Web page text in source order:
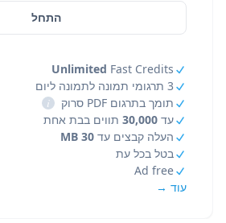
התחל
Unlimited Fast Credits
3 תרגומי תמונה לתמונה ליום
תומך בתרגום PDF סרוק
i
עד 30,000 תווים בבת אחת
העלה קבצים עד 30 MB
בטל בכל עת
Ad free
עוד →